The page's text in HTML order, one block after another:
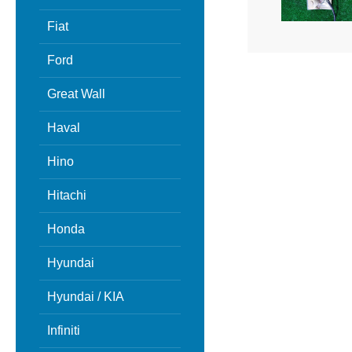
Fiat
Ford
Great Wall
Haval
Hino
Hitachi
Honda
Hyundai
Hyundai / KIA
Infiniti